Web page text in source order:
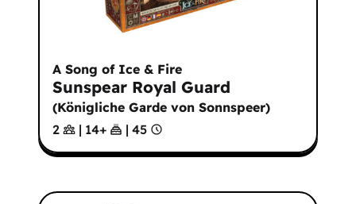
A Song of Ice & Fire
Sunspear Royal Guard
(Königliche Garde von Sonnspeer)
2
| 14+ | 45